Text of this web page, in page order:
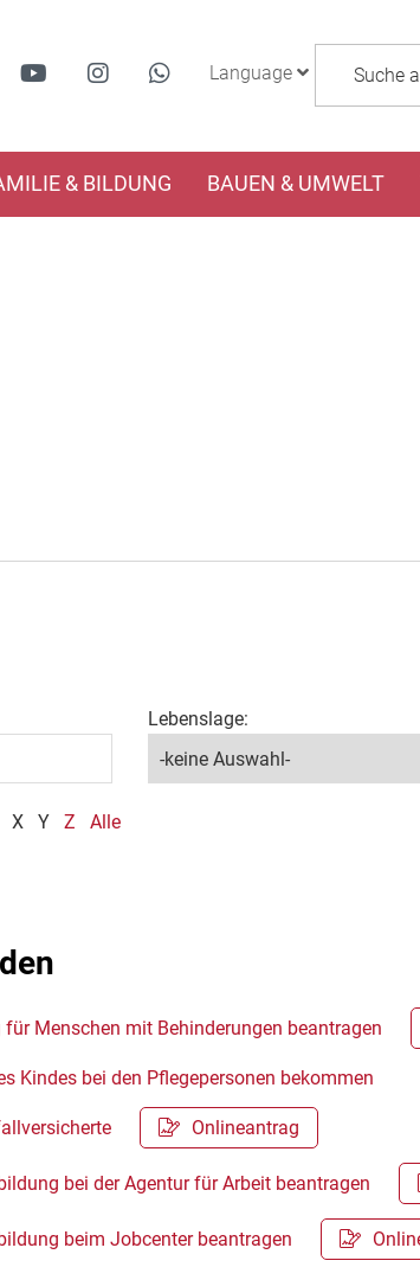
Language
& BILDUNG BAUEN & UMWELT
Lebenslage:
X Y Z Alle
Menschen mit Behinderungen beantragen
Kindes bei den Pflegepersonen bekommen
Onlineantrag
bei der Agentur für Arbeit beantragen
beim Jobcenter beantragen